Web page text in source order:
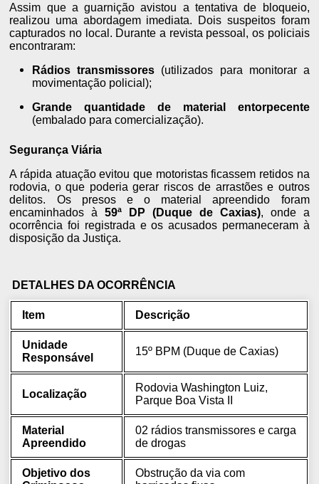
Assim que a guarnição avistou a tentativa de bloqueio,
realizou uma abordagem imediata. Dois suspeitos foram
capturados no local. Durante a revista pessoal, os policiais
encontraram:
Rádios transmissores (utilizados para monitorar a
movimentação policial);
Grande quantidade de material entorpecente
(embalado para comercialização).
Segurança Viária
A rápida atuação evitou que motoristas ficassem retidos na
rodovia, o que poderia gerar riscos de arrastões e outros
delitos. Os presos e o material apreendido foram
encaminhados à59ª DP (Duque de Caxias), onde a
ocorrência foi registrada e os acusados permaneceram à
disposição da Justiça.
DETALHES DA OCORRÊNCIA
Item Descrição
Unidade
Responsável
15º BPM (Duque de Caxias)
Localização
Rodovia Washington Luiz,
Parque Boa Vista II
Material
Apreendido
02 rádios transmissores e carga
de drogas
Objetivo dos
Obstrução da via com